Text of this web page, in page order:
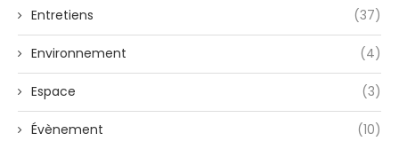
Entretiens (37)
Environnement (4)
Espace (3)
Évènement (10)